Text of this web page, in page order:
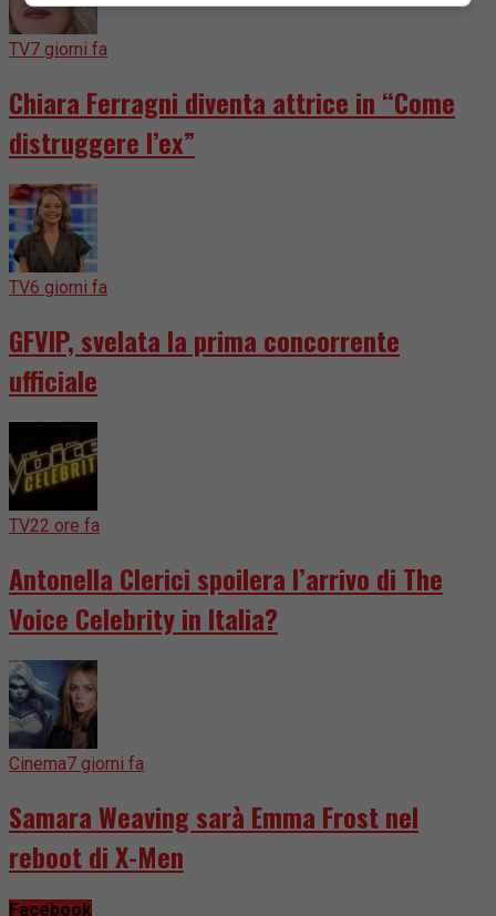
TV7 giorni fa
Chiara Ferragni diventa attrice in “Come
distruggere l’ex”
TV6 giorni fa
GFVIP, svelata la prima concorrente
ufficiale
TV22 ore fa
Antonella Clerici spoilera l’arrivo di The
Voice Celebrity in Italia?
Cinema7 giorni fa
Samara Weaving sarà Emma Frost nel
reboot di X-Men
Facebook